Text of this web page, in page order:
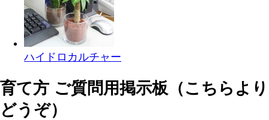
ハイドロカルチャー
育て方 ご質問用掲示板（こちらより
どうぞ）